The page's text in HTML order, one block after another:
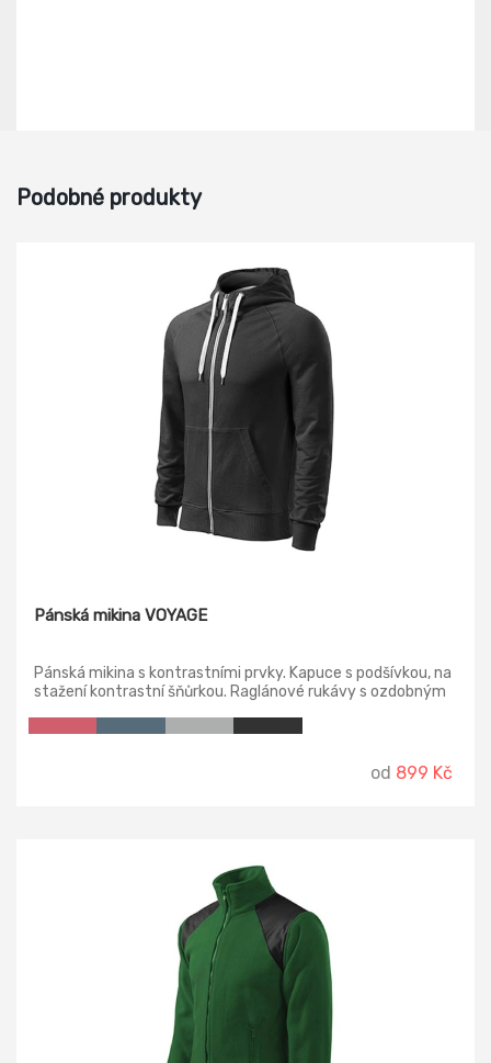
Podobné produkty
Pánská mikina VOYAGE
Pánská mikina s kontrastními prvky. Kapuce s podšívkou, na
stažení kontrastní šňůrkou. Raglánové rukávy s ozdobným
od 899 Kč